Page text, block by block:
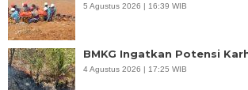
5 Agustus 2026 | 16:39 WIB
BMKG Ingatkan Potensi
4 Agustus 2026 | 17:25 WIB